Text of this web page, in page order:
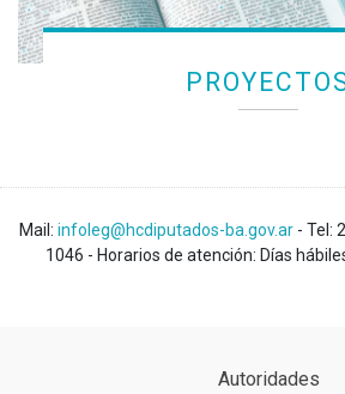
Mail: infoleg@hcdiputados-ba.gov.ar - Tel:
1046 - Horarios de atención: Días
Autoridades